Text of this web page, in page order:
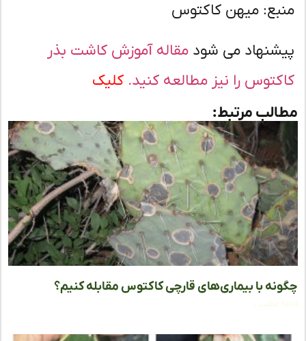
میهن کاکتوس
می شودمقاله آموزش کاشت بذر
را نیز مطالعه کنید.کلیک
مرتبط:
با بیماری‌های قارچی کاکتوس مقابله کنیم؟
مطلب »